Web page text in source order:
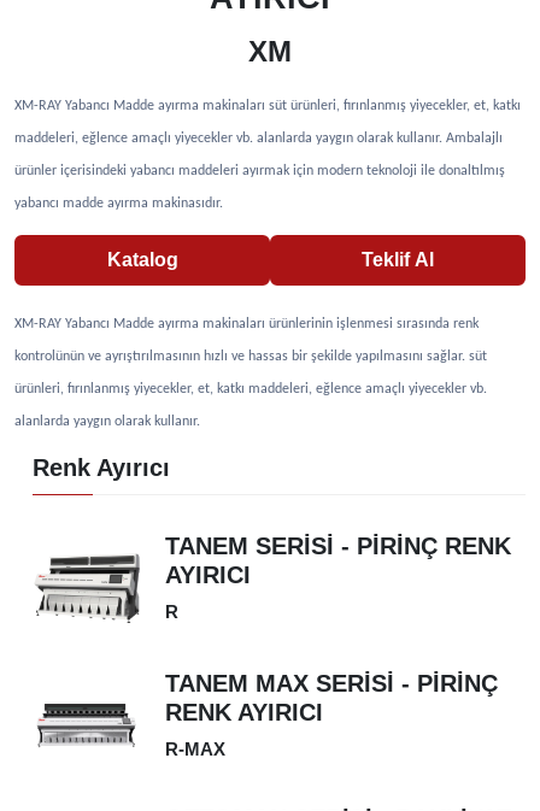
XM
XM-RAY Yabancı Madde ayırma makinaları süt ürünleri, fırınlanmış yiyecekler, et, katkı
maddeleri, eğlence amaçlı yiyecekler vb. alanlarda yaygın olarak kullanır. Ambalajlı
ürünler içerisindeki yabancı maddeleri ayırmak için modern teknoloji ile donaltılmış
yabancı madde ayırma makinasıdır.
Katalog Teklif Al
XM-RAY Yabancı Madde ayırma makinaları ürünlerinin işlenmesi sırasında renk
kontrolünün ve ayrıştırılmasının hızlı ve hassas bir şekilde yapılmasını sağlar. süt
ürünleri, fırınlanmış yiyecekler, et, katkı maddeleri, eğlence amaçlı yiyecekler vb.
alanlarda yaygın olarak kullanır.
Renk Ayırıcı
TANEM SERİSİ - PİRİNÇ RENK
AYIRICI
R
TANEM MAX SERİSİ - PİRİNÇ
RENK AYIRICI
R-MAX